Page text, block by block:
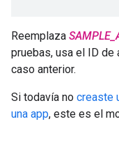
Reemplaza
pruebas, usa el ID
caso anterior.
Si todavía no creaste
una app, este es el